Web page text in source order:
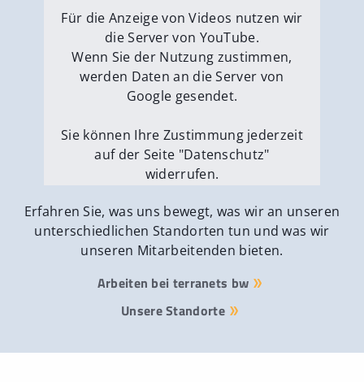
Externe Medien erlauben
Für die Anzeige von Videos nutzen wir
die Server von YouTube.
Wenn Sie der Nutzung zustimmen,
werden Daten an die Server von
Google gesendet.
Sie können Ihre Zustimmung jederzeit
auf der Seite "Datenschutz"
widerrufen.
Externe Medien erlauben
Erfahren Sie, was uns bewegt, was wir an unseren
unterschiedlichen Standorten tun und was wir
unseren Mitarbeitenden bieten.
Arbeiten bei terranets bw
Unsere Standorte